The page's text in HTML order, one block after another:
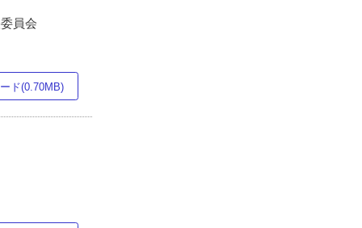
員会
ド(0.70MB)